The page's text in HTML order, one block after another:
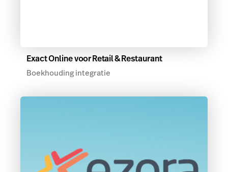
Exact Online voor Retail & Restaurant
Boekhouding integratie